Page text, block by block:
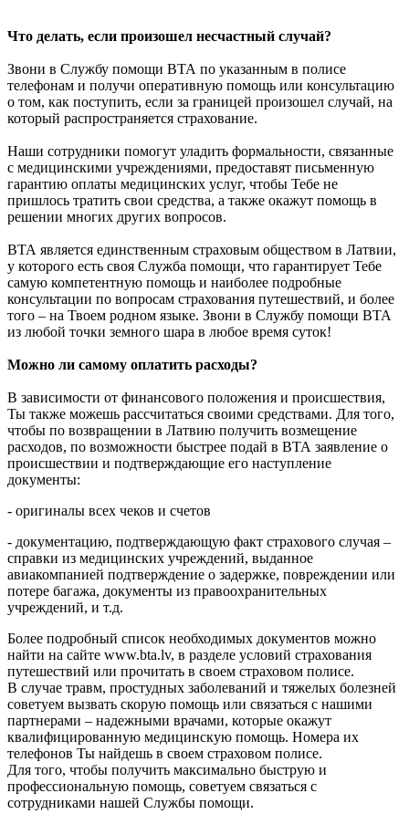
Что делать, если произошел несчастный случай?
Звони в Службу помощи ВТА по указанным в полисе
телефонам и получи оперативную помощь или консультацию
о том, как поступить, если за границей произошел случай, на
который распространяется страхование.
Наши сотрудники помогут уладить формальности, связанные
с медицинскими учреждениями, предоставят письменную
гарантию оплаты медицинских услуг, чтобы Тебе не
пришлось тратить свои средства, а также окажут помощь в
решении многих других вопросов.
ВТА является единственным страховым обществом в Латвии,
у которого есть своя Служба помощи, что гарантирует Тебе
самую компетентную помощь и наиболее подробные
консультации по вопросам страхования путешествий, и более
того – на Твоем родном языке. Звони в Службу помощи BTA
из любой точки земного шара в любое время суток!
Можно ли самому оплатить расходы?
В зависимости от финансового положения и происшествия,
Ты также можешь рассчитаться своими средствами. Для того,
чтобы по возвращении в Латвию получить возмещение
расходов, по возможности быстрее подай в ВТА заявление о
происшествии и подтверждающие его наступление
документы:
- оригиналы всех чеков и счетов
- документацию, подтверждающую факт страхового случая –
справки из медицинских учреждений, выданное
авиакомпанией подтверждение о задержке, повреждении или
потере багажа, документы из правоохранительных
учреждений, и т.д.
Более подробный список необходимых документов можно
найти на сайте www.bta.lv, в разделе условий страхования
путешествий или прочитать в своем страховом полисе.
В случае травм, простудных заболеваний и тяжелых болезней
советуем вызвать скорую помощь или связаться с нашими
партнерами – надежными врачами, которые окажут
квалифицированную медицинскую помощь. Номера их
телефонов Ты найдешь в своем страховом полисе.
Для того, чтобы получить максимально быструю и
профессиональную помощь, советуем связаться с
сотрудниками нашей Службы помощи.